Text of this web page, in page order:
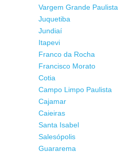
Vargem Grande Paulista
Juquetiba
Jundiaí
Itapevi
Franco da Rocha
Francisco Morato
Cotia
Campo Limpo Paulista
Cajamar
Caieiras
Santa Isabel
Salesópolis
Guararema